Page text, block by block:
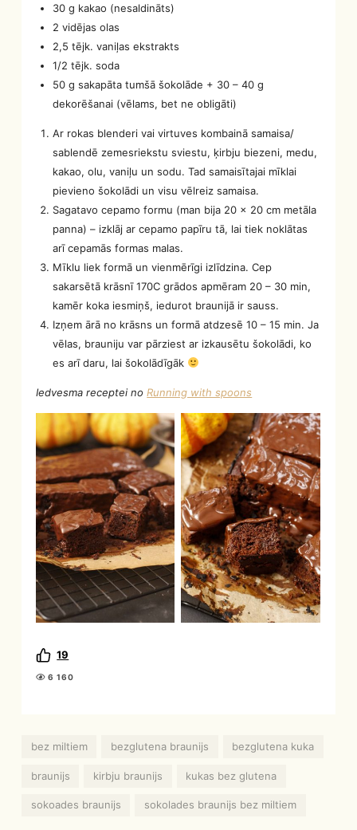
30 g kakao (nesaldināts)
2 vidējas olas
2,5 tējk. vaniļas ekstrakts
1/2 tējk. soda
50 g sakapāta tumšā šokolāde + 30 – 40 g
dekorēšanai (vēlams, bet ne obligāti)
Ar rokas blenderi vai virtuves kombainā samaisa/
sablendē zemesriekstu sviestu, ķirbju biezeni, medu,
kakao, olu, vaniļu un sodu. Tad samaisītajai mīklai
pievieno šokolādi un visu vēlreiz samaisa.
Sagatavo cepamo formu (man bija 20 x 20 cm metāla
panna) – izklāj ar cepamo papīru tā, lai tiek noklātas
arī cepamās formas malas.
Mīklu liek formā un vienmērīgi izlīdzina. Cep
sakarsētā krāsnī 170C grādos apmēram 20 – 30 min,
kamēr koka iesmiņš, iedurot braunijā ir sauss.
Izņem ārā no krāsns un formā atdzesē 10 – 15 min. Ja
vēlas, brauniju var pārziest ar izkausētu šokolādi, ko
es arī daru, lai šokolādīgāk
Iedvesma receptei noRunning with spoons
19
6 160
bez miltiem bezglutena braunijs bezglutena kuka
braunijs kirbju braunijs kukas bez glutena
sokoades braunijs sokolades braunijs bez miltiem